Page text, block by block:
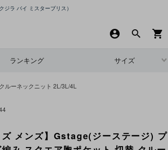
クジラ バイ ミスターブリス）
shopping_cart
search
account_circle
ランキング サイズ
ルーネックニット 2L/3L/4L
ズ メンズ】Gstage(ジーステージ) プ